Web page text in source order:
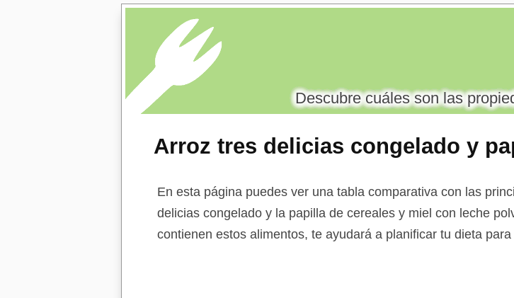
Arroz tres delicias congelado y
cereales y miel con leche polvo
Descubre cuáles son las
En esta página puedes ver una tabla comparativa con las
delicias congelado y la papilla de cereales y miel con leche
contienen estos alimentos, te ayudará a planificar tu dieta